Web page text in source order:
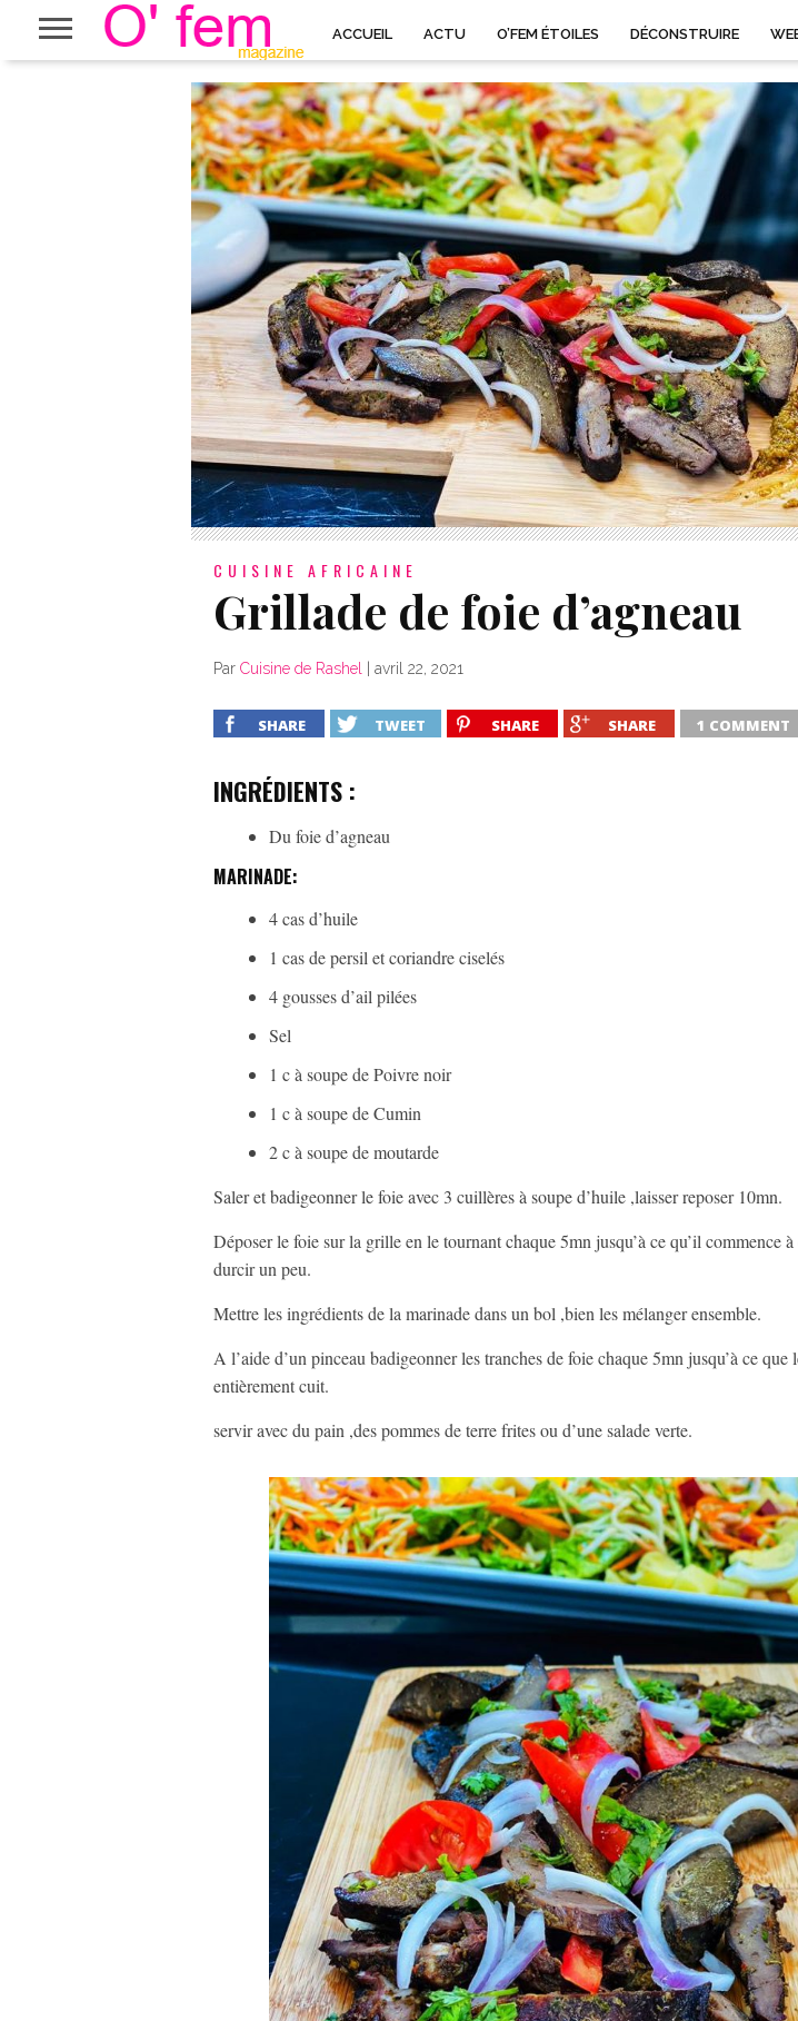
ACCUEIL ACTU O’FEM ÉTOILES DÉCONSTRUIRE
CUISINE AFRICAINE
Grillade de foie d’agneau
Par Cuisine de Rashel avril 22, 2021
SHARE TWEET SHARE SHARE 1 COMMENT
INGRÉDIENTS :
Du foie d’agneau
MARINADE:
4 cas d’huile
1 cas de persil et coriandre ciselés
4 gousses d’ail pilées
Sel
1 c à soupe de Poivre noir
1 c à soupe de Cumin
2 c à soupe de moutarde
Saler et badigeonner le foie avec 3 cuillères à soupe d’huile ,laisser reposer 10mn.
Déposer le foie sur la grille en le tournant chaque 5mn jusqu’à ce qu’il commence à
durcir un peu.
Mettre les ingrédients de la marinade dans un bol ,bien les mélanger ensemble.
A l’aide d’un pinceau badigeonner les tranches de foie chaque 5mn jusqu’à ce que
entièrement cuit.
servir avec du pain ,des pommes de terre frites ou d’une salade verte.